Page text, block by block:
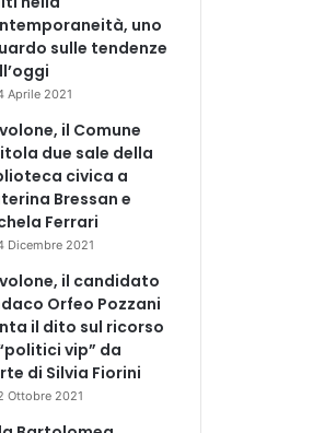
uno
sulle tendenze
Aprile 2021
il Comune
due sale della
civica a
Bressan e
Ferrari
Dicembre 2021
il candidato
Orfeo Pozzani
il dito sul ricorso
vip” da
di Silvia Fiorini
Ottobre 2021